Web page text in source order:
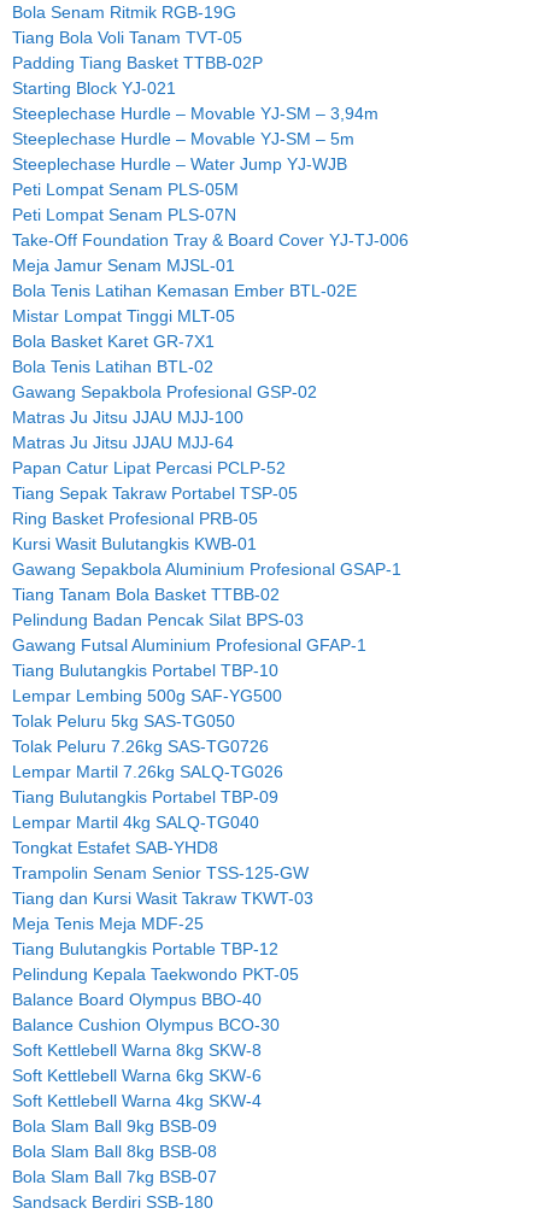
Bola Senam Ritmik RGB-19G
Tiang Bola Voli Tanam TVT-05
Padding Tiang Basket TTBB-02P
Starting Block YJ-021
Steeplechase Hurdle – Movable YJ-SM – 3,94m
Steeplechase Hurdle – Movable YJ-SM – 5m
Steeplechase Hurdle – Water Jump YJ-WJB
Peti Lompat Senam PLS-05M
Peti Lompat Senam PLS-07N
Take-Off Foundation Tray & Board Cover YJ-TJ-006
Meja Jamur Senam MJSL-01
Bola Tenis Latihan Kemasan Ember BTL-02E
Mistar Lompat Tinggi MLT-05
Bola Basket Karet GR-7X1
Bola Tenis Latihan BTL-02
Gawang Sepakbola Profesional GSP-02
Matras Ju Jitsu JJAU MJJ-100
Matras Ju Jitsu JJAU MJJ-64
Papan Catur Lipat Percasi PCLP-52
Tiang Sepak Takraw Portabel TSP-05
Ring Basket Profesional PRB-05
Kursi Wasit Bulutangkis KWB-01
Gawang Sepakbola Aluminium Profesional GSAP-1
Tiang Tanam Bola Basket TTBB-02
Pelindung Badan Pencak Silat BPS-03
Gawang Futsal Aluminium Profesional GFAP-1
Tiang Bulutangkis Portabel TBP-10
Lempar Lembing 500g SAF-YG500
Tolak Peluru 5kg SAS-TG050
Tolak Peluru 7.26kg SAS-TG0726
Lempar Martil 7.26kg SALQ-TG026
Tiang Bulutangkis Portabel TBP-09
Lempar Martil 4kg SALQ-TG040
Tongkat Estafet SAB-YHD8
Trampolin Senam Senior TSS-125-GW
Tiang dan Kursi Wasit Takraw TKWT-03
Meja Tenis Meja MDF-25
Tiang Bulutangkis Portable TBP-12
Pelindung Kepala Taekwondo PKT-05
Balance Board Olympus BBO-40
Balance Cushion Olympus BCO-30
Soft Kettlebell Warna 8kg SKW-8
Soft Kettlebell Warna 6kg SKW-6
Soft Kettlebell Warna 4kg SKW-4
Bola Slam Ball 9kg BSB-09
Bola Slam Ball 8kg BSB-08
Bola Slam Ball 7kg BSB-07
Sandsack Berdiri SSB-180